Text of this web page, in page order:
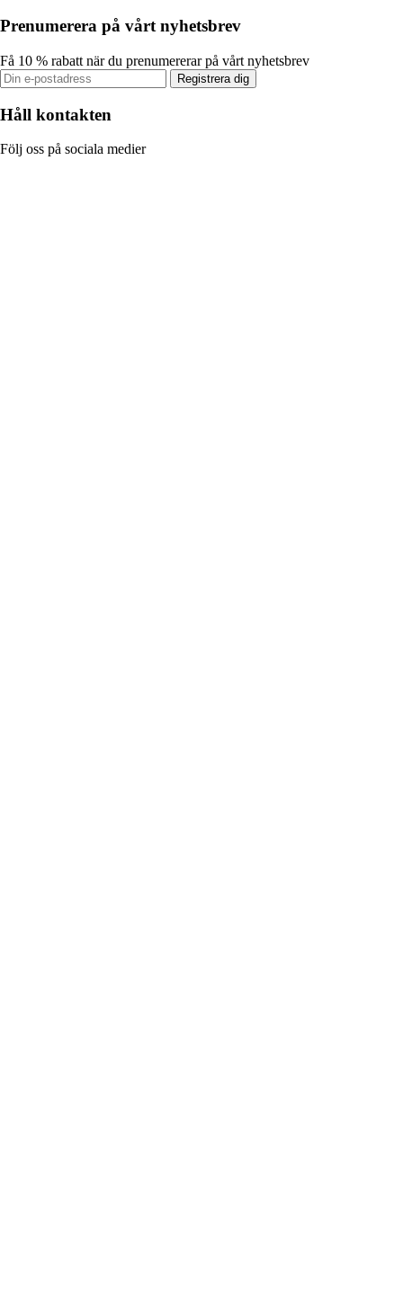
Prenumerera på vårt nyhetsbrev
Få 10 % rabatt när du prenumererar på vårt nyhetsbrev
Registrera dig
Håll kontakten
Följ oss på sociala medier